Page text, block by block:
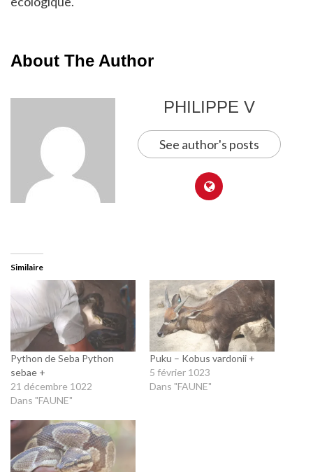
About The Author
PHILIPPE V
See author's posts
Similaire
Python de Seba Python
sebae +
21 décembre 1022
Dans "FAUNE"
Puku – Kobus vardonii +
5 février 1023
Dans "FAUNE"